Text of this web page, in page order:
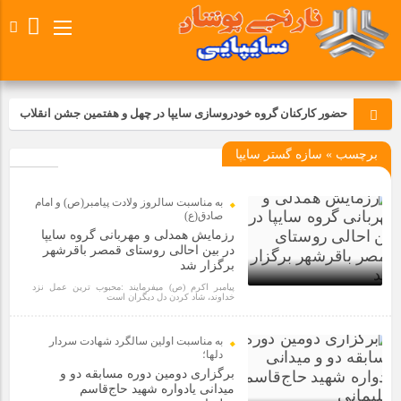
حضور کارکنان گروه خودروسازی سایپا در چهل و هفتمین جشن انقلاب
تجدید بیعت کارکنان شرکت پارس خودرو با آرمان های رهبر کبیر و فقید
مسابقات ورزشی در مگاموتوربا استقبال کارکنان برگزار شد
مراسم عزاداری و ذکرمصیبت سالروز شهادت امام محمدتقی(ع) در
شرکت زامیاد
تجربه‌ای میدانی از صنعت برای دانش‌آموزان فنی‌وحرفه‌ای؛ بازدید
دانش‌آموزان از خطوط تولید مگاموتور
برچسب » سازه گستر سايپا
به مناسبت سالروز ولادت پیامبر(ص) و امام
صادق(ع)
رزمایش همدلی و مهربانی گروه سایپا
در بین احالی روستای قمصر باقرشهر
برگزار شد
پیامبر اکرم (ص) میفرمایند :محبوب ترین عمل نزد
خداوند، شاد کردن دل دیگران است
به مناسبت اولين سالگرد شهادت سردار
دلها؛
برگزاری دومین‌ دوره مسابقه دو و
میدانی یادواره شهید حاج‌قاسم